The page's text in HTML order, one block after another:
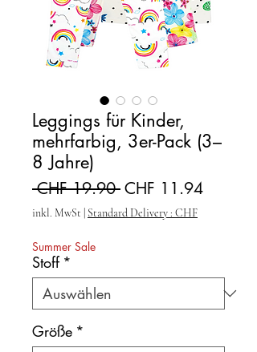
Leggings für Kinder,
mehrfarbig, 3er-Pack (3–
8 Jahre)
CHF 19.90 Standardpreis
CHF 11.94Sale-Preis
inkl. MwSt Standard Delivery : CHF
Summer Sale
Stoff *
Größe *